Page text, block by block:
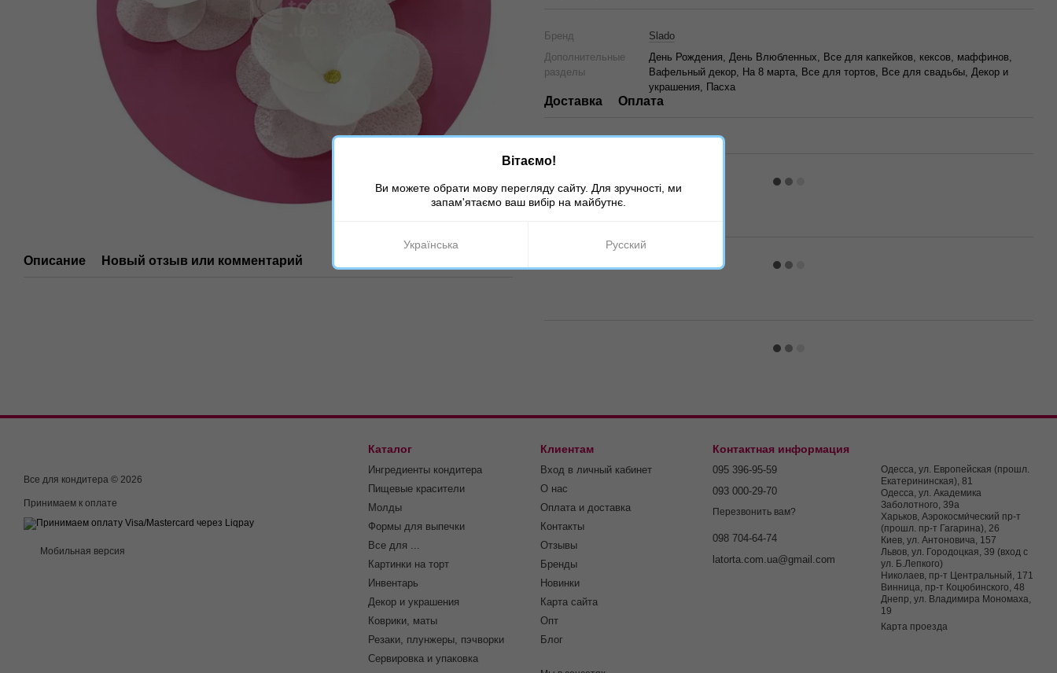
Описание Новый отзыв или комментарий
Бренд
Slado
Дополнительные
разделы
День Рождения, День Влюбленных, Все для капкейков, кексов, маффинов,
Вафельный декор, На 8 марта, Все для тортов, Все для свадьбы, Декор и
украшения, Пасха
Доставка Оплата
Все для кондитера © 2026
Принимаем к оплате
Мобильная версия
Каталог
Ингредиенты кондитера
Пищевые красители
Молды
Формы для выпечки
Все для ...
Картинки на торт
Инвентарь
Декор и украшения
Коврики, маты
Резаки, плунжеры, пэчворки
Сервировка и упаковка
Клиентам
Вход в личный кабинет
О нас
Оплата и доставка
Контакты
Отзывы
Бренды
Новинки
Карта сайта
Опт
Блог
Контактная информация
095 396-95-59
093 000-29-70
Перезвонить вам?
098 704-64-74
latorta.com.ua@gmail.com
Одесса, ул. Европейская (прошл.
Екатерининская), 81
Одесса, ул. Академика
Заболотного, 39а
Харьков, Аэрокосми́ческий пр-т
(прошл. пр-т Гагарина), 26
Киев, ул. Антоновича, 157
Львов, ул. Городоцкая, 39 (вход с
ул. Б.Лепкого)
Николаев, пр-т Центральный, 171
Винница, пр-т Коцюбинского, 48
Днепр, ул. Владимира Мономаха,
19
Карта проезда
Вітаємо!
Ви можете обрати мову перегляду сайту. Для зручності, ми
запам'ятаємо ваш вибір на майбутнє.
Українська Русский